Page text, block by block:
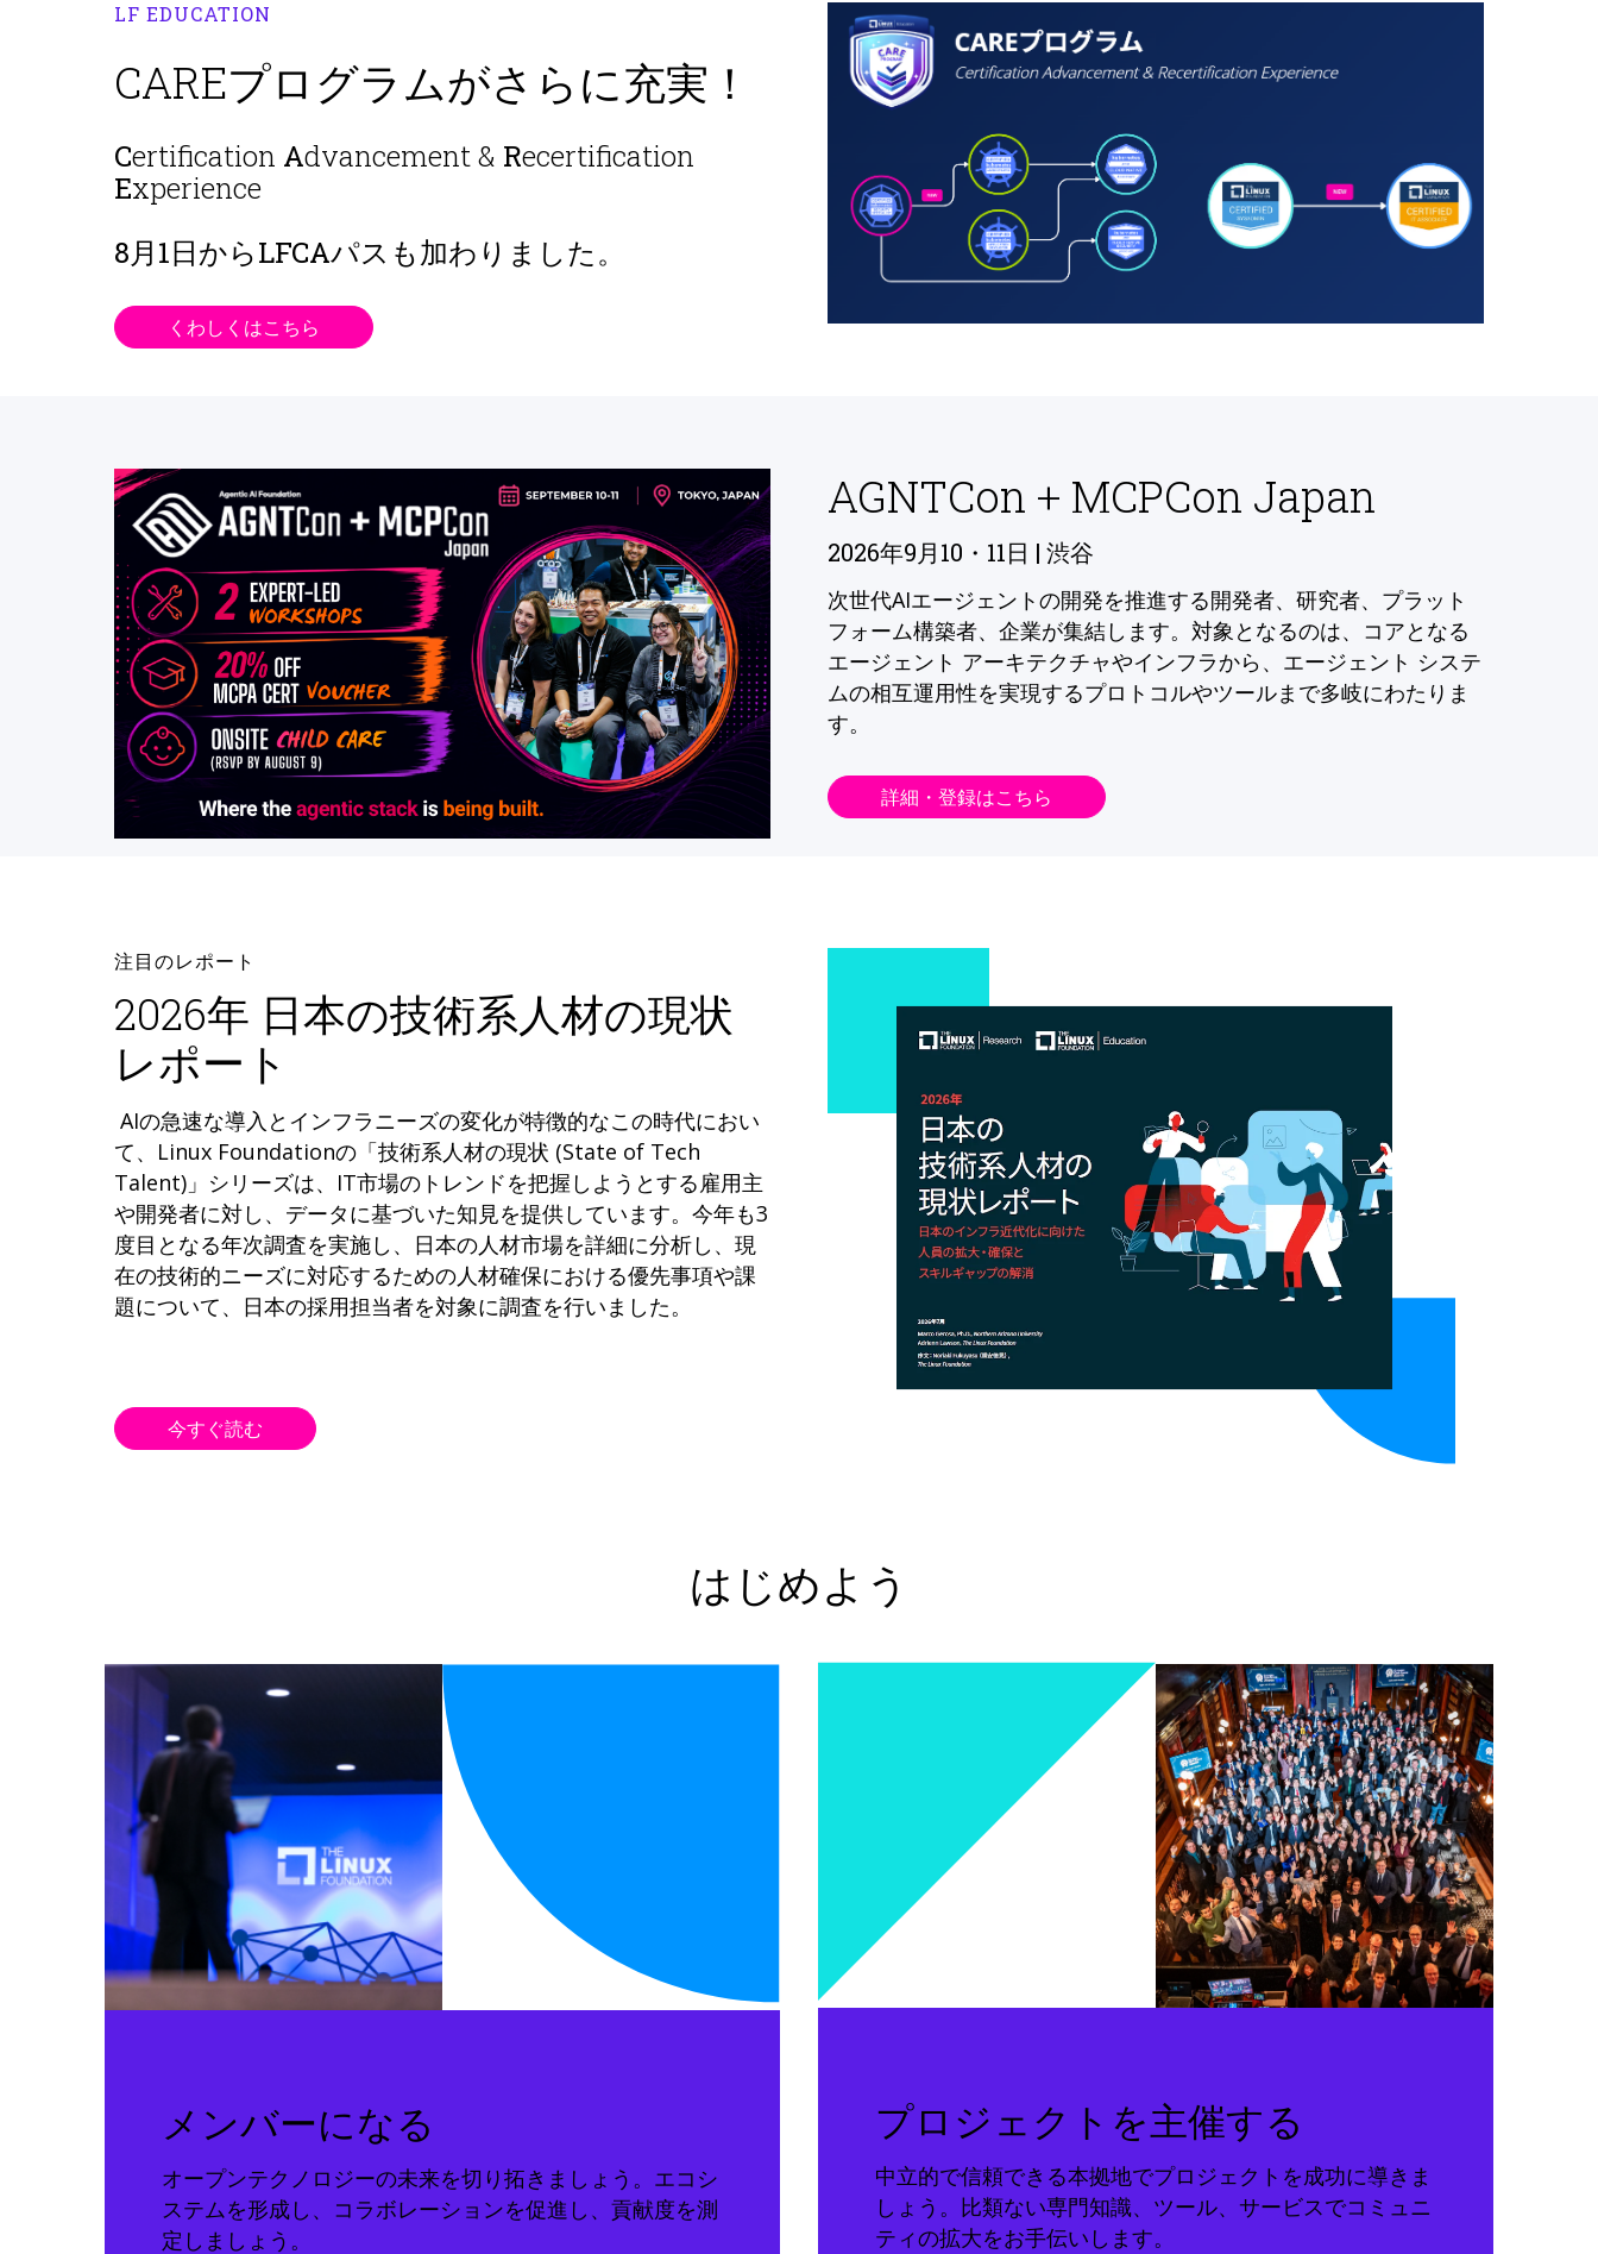
LF EDUCATION
CAREプログラムがさらに充実！
Certification Advancement & Recertification
Experience
8月1日からLFCAパスも加わりました。
くわしくはこちら
AGNTCon + MCPCon Japan
2026年9月10・11日 | 渋谷
次世代AIエージェントの開発を推進する開発者、研究者、プラット
フォーム構築者、企業が集結します。対象となるのは、コアとなる
エージェント アーキテクチャやインフラから、エージェント システ
ムの相互運用性を実現するプロトコルやツールまで多岐にわたりま
す。
詳細・登録はこちら
注目のレポート
2026年 日本の技術系人材の現状
レポート
AIの急速な導入とインフラニーズの変化が特徴的なこの時代におい
て、Linux Foundationの「技術系人材の現状 (State of Tech
Talent)」シリーズは、IT市場のトレンドを把握しようとする雇用主
や開発者に対し、データに基づいた知見を提供しています。今年も3
度目となる年次調査を実施し、日本の人材市場を詳細に分析し、現
在の技術的ニーズに対応するための人材確保における優先事項や課
題について、日本の採用担当者を対象に調査を行いました。
今すぐ読む
はじめよう
メンバーになる
オープンテクノロジーの未来を切り拓きましょう。エコシ
ステムを形成し、コラボレーションを促進し、貢献度を測
定しましょう。
プロジェクトを主催する
中立的で信頼できる本拠地でプロジェクトを成功に導きま
しょう。比類ない専門知識、ツール、サービスでコミュニ
ティの拡大をお手伝いします。